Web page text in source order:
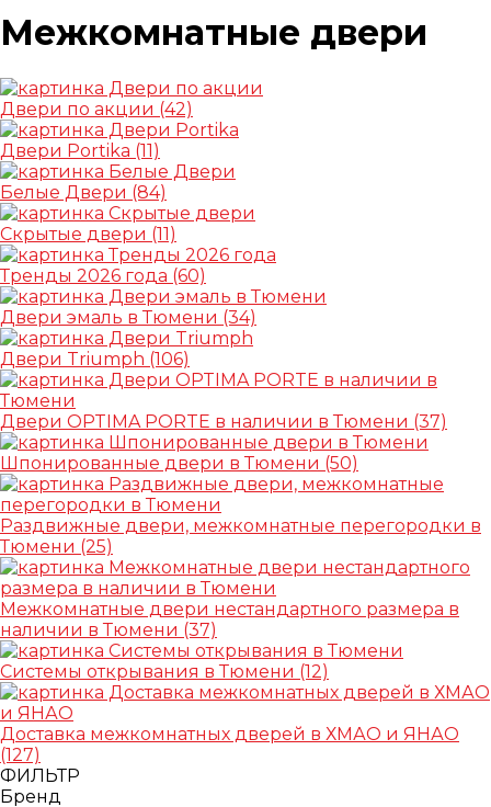
Межкомнатные двери
Двери по акции (42)
Двери Portika (11)
Белые Двери (84)
Скрытые двери (11)
Тренды 2026 года (60)
Двери эмаль в Тюмени (34)
Двери Triumph (106)
Двери OPTIMA PORTE в наличии в Тюмени (37)
Шпонированные двери в Тюмени (50)
Раздвижные двери, межкомнатные перегородки в
Тюмени (25)
Межкомнатные двери нестандартного размера в
наличии в Тюмени (37)
Системы открывания в Тюмени (12)
Доставка межкомнатных дверей в ХМАО и ЯНАО
(127)
ФИЛЬТР
Бренд